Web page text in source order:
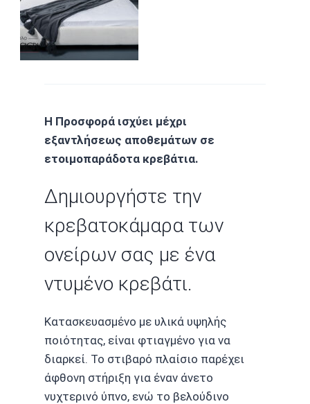
Η Προσφορά ισχύει μέχρι
εξαντλήσεως αποθεμάτων σε
ετοιμοπαράδοτα κρεβάτια.
Δημιουργήστε την
κρεβατοκάμαρα των
ονείρων σας με ένα
ντυμένο κρεβάτι.
Κατασκευασμένο με υλικά υψηλής
ποιότητας, είναι φτιαγμένο για να
διαρκεί. Το στιβαρό πλαίσιο παρέχει
άφθονη στήριξη για έναν άνετο
νυχτερινό ύπνο, ενώ το βελούδινο